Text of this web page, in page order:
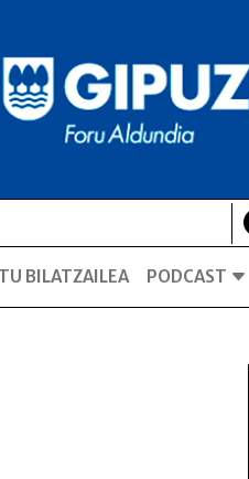
BILATZAILEA PODCAST